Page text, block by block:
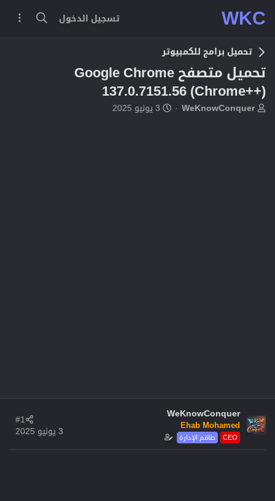
WKC تسجيل الدخول
تحميل برامج للكمبيوتر
تحميل متصفح Google Chrome
137.0.7151.56 (Chrome++)
بWeKnowConquer
ت3 يونيو 2025
WeKnowConquer
Ehab Mohamed
طاقم الإدارة CEO
3 يونيو 2025
#1